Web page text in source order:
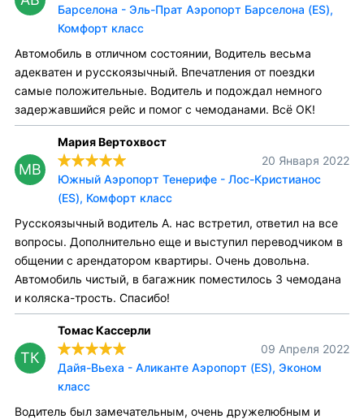
Барселона - Эль-Прат Аэропорт Барселона (ES),
Комфорт класс
Автомобиль в отличном состоянии, Водитель весьма
адекватен и русскоязычный. Впечатления от поездки
самые положительные. Водитель и подождал немного
задержавшийся рейс и помог с чемоданами. Всё ОК!
МВ
Мария Вертохвост
20 Января 2022
Южный Аэропорт Тенерифе - Лос-Кристианос
(ES), Комфорт класс
Русскоязычный водитель А. нас встретил, ответил на все
вопросы. Дополнительно еще и выступил переводчиком в
общении с арендатором квартиры. Очень довольна.
Автомобиль чистый, в багажник поместилось 3 чемодана
и коляска-трость. Спасибо!
ТК
Томас Кассерли
09 Апреля 2022
Дайя-Вьеха - Аликанте Аэропорт (ES), Эконом
класс
Водитель был замечательным, очень дружелюбным и